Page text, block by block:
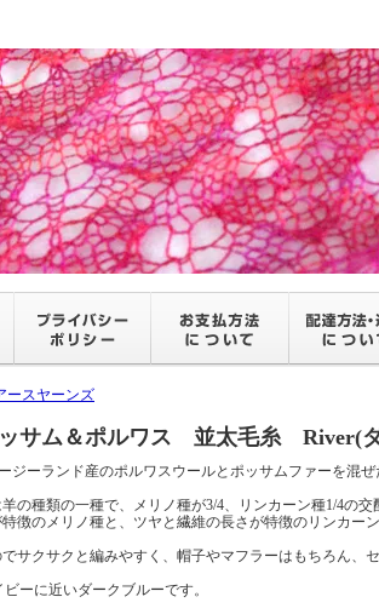
ースヤーンズ
サム＆ポルワス 並太毛糸 River(
ジーランド産のポルワスウールとポッサムファーを混ぜ
の種類の一種で、メリノ種が3/4、リンカーン種1/4の交
徴のメリノ種と、ツヤと繊維の長さが特徴のリンカー
サクサクと編みやすく、帽子やマフラーはもちろん、
ーに近いダークブルーです。